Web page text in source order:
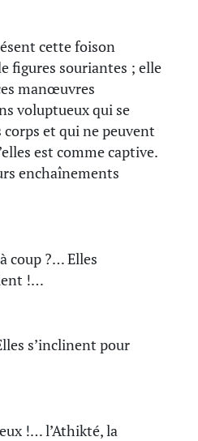
cette foison
figures souriantes ; elle
manœuvres
voluptueux qui se
et qui ne peuvent
est comme captive.
enchaînements
coup ?… Elles
!…
s’inclinent pour
!… l’Athikté, la